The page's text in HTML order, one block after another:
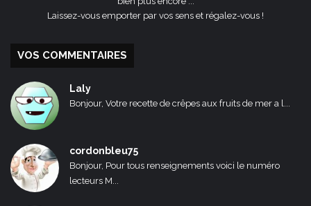
Laissez-vous emporter par vos sens et régalez-vous !
VOS COMMENTAIRES
Laly
Bonjour, Votre recette de crêpes aux fruits de mer a l...
cordonbleu75
Bonjour, Pour tous renseignements voici le numéro
lecteurs M...